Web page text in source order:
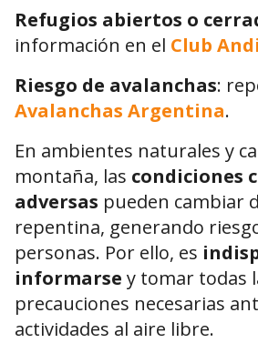
Refugios abiertos o
información en el Club
Riesgo de avalanchas:
Avalanchas Argentina.
En ambientes naturales y
montaña, las condiciones
adversas pueden cambiar
repentina, generando
personas. Por ello, es
informarse y tomar todas
precauciones necesarias
actividades al aire libre.